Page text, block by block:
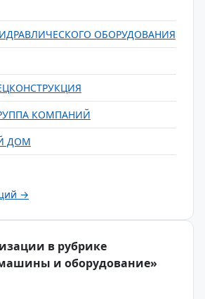
ОБОРУДОВАНИЯ
КОМПАНИЙ
ДОМ
→
в рубрике
и оборудование»